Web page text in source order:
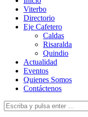
page
opens
page
opens
page
opens
page
opens
Viterbo
Directorio
Eje Cafetero
Caldas
Risaralda
Quindio
Actualidad
Eventos
Quienes Somos
Contáctenos
Buscar: